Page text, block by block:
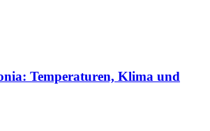
Temperaturen, Klima und